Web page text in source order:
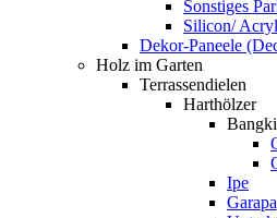
Sonstiges
Silicon/
Dekor-Paneele
Holz im Garten
Terrassendielen
Harthölzer
Ipe
Garapa